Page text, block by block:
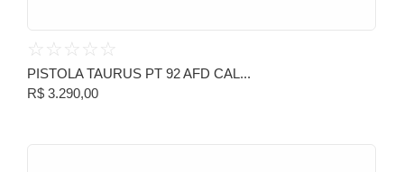
☆ ☆ ☆ ☆ ☆
PISTOLA TAURUS PT 92 AFD CAL...
R$ 3.290,00